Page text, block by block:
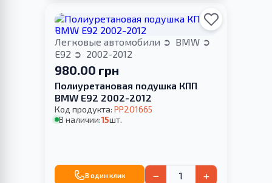
Легковые автомобили
BMW
E92
2002-2012
980.00 грн
Полиуретановая подушка КПП
BMW E92 2002-2012
Код продукта: PP201665
В наличии:15шт.
В один клик − +